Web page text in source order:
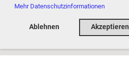
Mehr Datenschutzinformationen
Ablehnen Akzeptieren